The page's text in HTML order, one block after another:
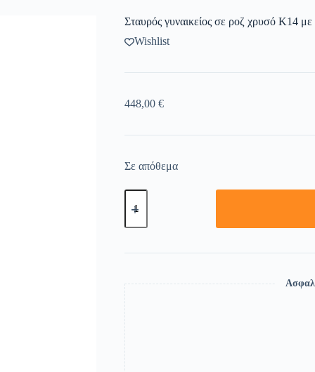
Σταυρός γυναικείος σε ροζ χρυσό Κ14 με
Wishlist
448,00 €
Σε απόθεμα